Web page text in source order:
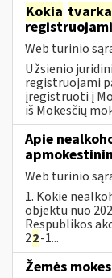
Kokia tvarka
registruojami
Web turinio
Užsienio
registruojami
įregistruoti į
iš Mokesčių
Apie
Web turinio
1. Kokie
objektu nuo
Respublikos
22-1...
Žemės